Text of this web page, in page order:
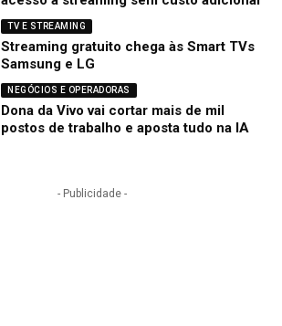
TV E STREAMING
Streaming gratuito chega às Smart TVs
Samsung e LG
NEGÓCIOS E OPERADORAS
Dona da Vivo vai cortar mais de mil
postos de trabalho e aposta tudo na IA
- Publicidade -